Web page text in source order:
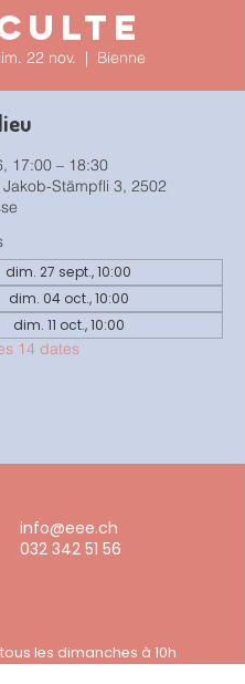
22 nov.
  |
Bienne
17:00 – 18:30
Jakob-Stämpfli 3, 2502
dim. 27 sept., 10:00
dim. 04 oct., 10:00
dim. 11 oct., 10:00
14 dates
info@eee.ch
032 342 51 56
les dimanches à 10h